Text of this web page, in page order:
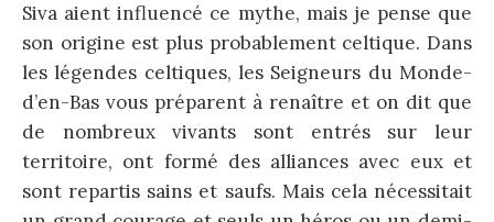
Siva aient influencé ce mythe, mais je pense que
son origine est plus probablement celtique. Dans
les légendes celtiques, les Seigneurs du Monde-
d’en-Bas vous préparent à renaître et on dit que
de nombreux vivants sont entrés sur leur
territoire, ont formé des alliances avec eux et
sont repartis sains et saufs. Mais cela nécessitait